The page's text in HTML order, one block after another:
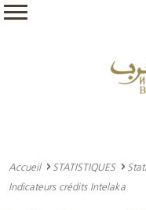
Accueil STATISTIQUES
Indicateurs crédits Intelaka